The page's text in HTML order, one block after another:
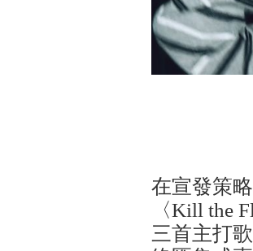
在宣發策
〈Kill the
三首主打